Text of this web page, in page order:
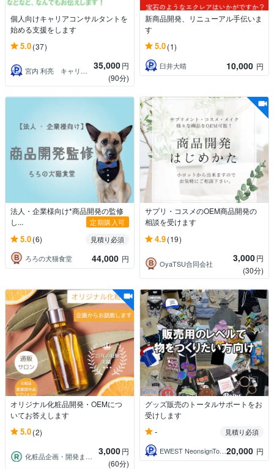
個人向けキャリアコンサルタントを
始める支援をします
5.0(37)
宮内 利亮 キャリアコンサルタント 35,000円
(90分)
新商品開発、リニューアル手伝いま
す
5.0(1)
臼井大晴 10,000 円
法人・企業様向け*商品開発の監修
し...
定期購入可
5.0(6)
見積り必須
ろろの犬猫食堂
44,000 円
サプリ・コスメのOEM商品開発の
相談を受けます
4.9(19)
OyaTSU合同会社 3,000円
(30分)
オリジナル化粧品開発・OEMにつ
いてお答えします
5.0(2)
化粧品企画・開発まわりお任せ！経験豊富！ 3,000円
(60分)
グッズ販売のトータルサポートをお
受けします
-
見積り必須
EWEST NeonsignTokyo 20,000 円